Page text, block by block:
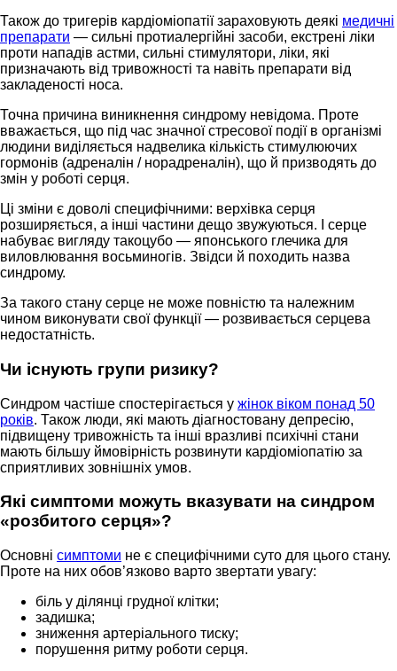
Також до тригерів кардіоміопатії зараховують деякі медичні
препарати — сильні протиалергійні засоби, екстрені ліки
проти нападів астми, сильні стимулятори, ліки, які
призначають від тривожності та навіть препарати від
закладеності носа.
Точна причина виникнення синдрому невідома. Проте
вважається, що під час значної стресової події в організмі
людини виділяється надвелика кількість стимулюючих
гормонів (адреналін / норадреналін), що й призводять до
змін у роботі серця.
Ці зміни є доволі специфічними: верхівка серця
розширяється, а інші частини дещо звужуються. І серце
набуває вигляду такоцубо — японського глечика для
виловлювання восьминогів. Звідси й походить назва
синдрому.
За такого стану серце не може повністю та належним
чином виконувати свої функції — розвивається серцева
недостатність.
Чи існують групи ризику?
Синдром частіше спостерігається у жінок віком понад 50
років. Також люди, які мають діагностовану депресію,
підвищену тривожність та інші вразливі психічні стани
мають більшу ймовірність розвинути кардіоміопатію за
сприятливих зовнішніх умов.
Які симптоми можуть вказувати на синдром
«розбитого серця»?
Основні симптоми не є специфічними суто для цього стану.
Проте на них обов’язково варто звертати увагу:
біль у ділянці грудної клітки;
задишка;
зниження артеріального тиску;
порушення ритму роботи серця.